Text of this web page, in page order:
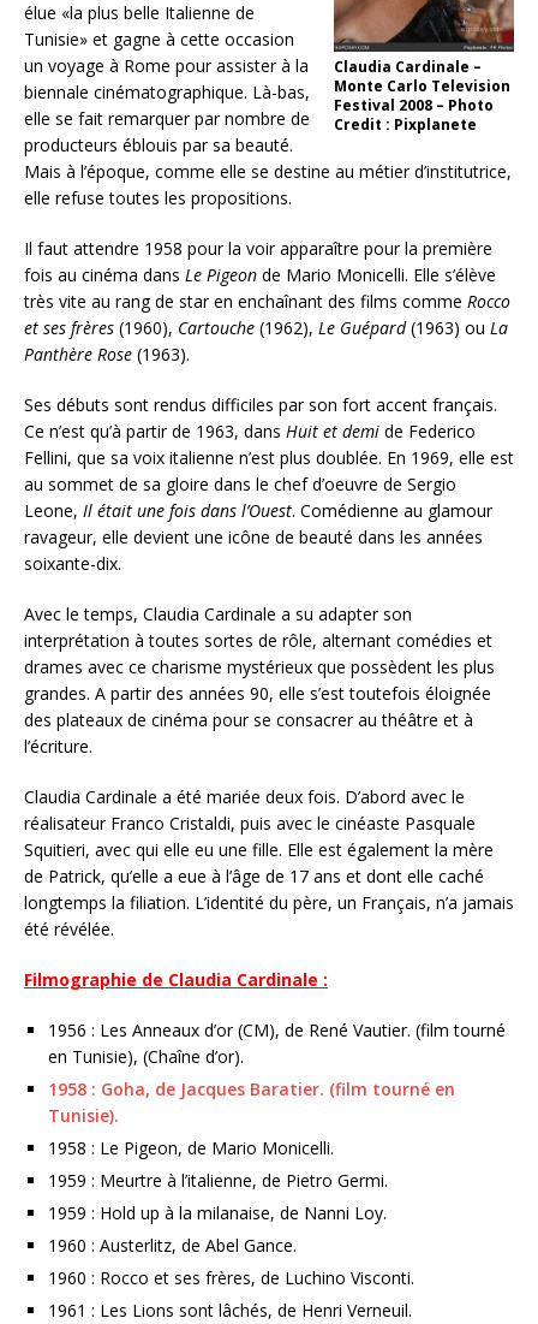
Claudia Cardinale –
Monte Carlo Television
Festival 2008 – Photo
Credit : Pixplanete
élue «la plus belle Italienne de
Tunisie» et gagne à cette occasion
un voyage à Rome pour assister à la
biennale cinématographique. Là-bas,
elle se fait remarquer par nombre de
producteurs éblouis par sa beauté.
Mais à l’époque, comme elle se destine au métier d’institutrice,
elle refuse toutes les propositions.
Il faut attendre 1958 pour la voir apparaître pour la première
fois au cinéma dans Le Pigeon de Mario Monicelli. Elle s’élève
très vite au rang de star en enchaînant des films comme Rocco
et ses frères (1960), Cartouche (1962), Le Guépard(1963) ou La
Panthère Rose (1963).
Ses débuts sont rendus difficiles par son fort accent français.
Ce n’est qu’à partir de 1963, dans Huit et demi de Federico
Fellini, que sa voix italienne n’est plus doublée. En 1969, elle est
au sommet de sa gloire dans le chef d’oeuvre de Sergio
Leone, Il était une fois dans l’Ouest. Comédienne au glamour
ravageur, elle devient une icône de beauté dans les années
soixante-dix.
Avec le temps, Claudia Cardinale a su adapter son
interprétation à toutes sortes de rôle, alternant comédies et
drames avec ce charisme mystérieux que possèdent les plus
grandes. A partir des années 90, elle s’est toutefois éloignée
des plateaux de cinéma pour se consacrer au théâtre et à
l’écriture.
Claudia Cardinale a été mariée deux fois. D’abord avec le
réalisateur Franco Cristaldi, puis avec le cinéaste Pasquale
Squitieri, avec qui elle eu une fille. Elle est également la mère
de Patrick, qu’elle a eue à l’âge de 17 ans et dont elle caché
longtemps la filiation. L’identité du père, un Français, n’a jamais
été révélée.
Filmographie de Claudia Cardinale :
1956 : Les Anneaux d’or (CM), de René Vautier. (film tourné
en Tunisie), (Chaîne d’or).
1958 : Goha, de Jacques Baratier. (film tourné en
Tunisie).
1958 : Le Pigeon, de Mario Monicelli.
1959 : Meurtre à l’italienne, de Pietro Germi.
1959 : Hold up à la milanaise, de Nanni Loy.
1960 : Austerlitz, de Abel Gance.
1960 : Rocco et ses frères, de Luchino Visconti.
1961 : Les Lions sont lâchés, de Henri Verneuil.